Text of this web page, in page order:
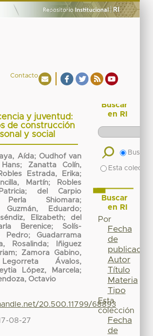
Contacto
y juventud:
de construcción
y social
Aída; Oudhof van
; Zanatta Colín,
Estrada, Erika;
Martín;
Robles
; del Carpio
Perla Shiomara;
Guzmán, Eduardo;
Elizabeth; del
Berenice; Solís-
Pedro; Guadarrama
Rosalinda;
Iñiguez
; Zamora Gabino,
Legorreta Ávalos,
López, Marcela;
Octavio
20.500.11799/68893
08-27
Buscar
en RI
Buscar
Esta
Buscar
en RI
Por
Fecha
de
publicación
Autor
Título
Materia
Tipo
Esta
colección
Fecha
de